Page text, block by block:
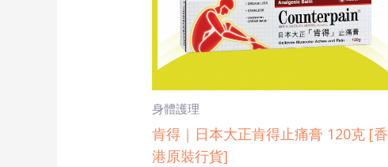
身體護理
肯得｜日本大正肯得止痛膏 120克 [香
港原裝行貨]